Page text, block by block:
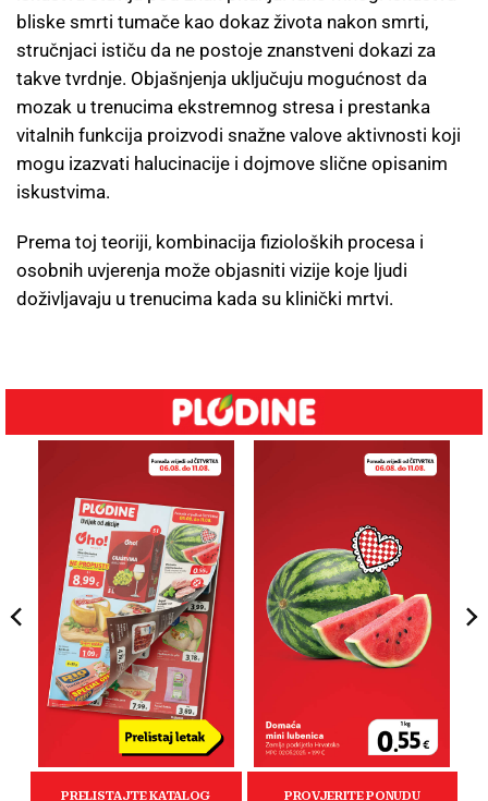
bliske smrti tumače kao dokaz života nakon smrti,
stručnjaci ističu da ne postoje znanstveni dokazi za
takve tvrdnje. Objašnjenja uključuju mogućnost da
mozak u trenucima ekstremnog stresa i prestanka
vitalnih funkcija proizvodi snažne valove aktivnosti koji
mogu izazvati halucinacije i dojmove slične opisanim
iskustvima.
Prema toj teoriji, kombinacija fizioloških procesa i
osobnih uvjerenja može objasniti vizije koje ljudi
doživljavaju u trenucima kada su klinički mrtvi.